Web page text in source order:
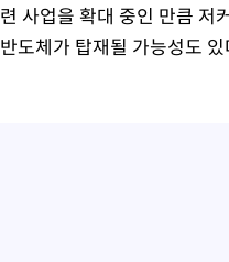
련 사업을 확대 중인 만큼 저
반도체가 탑재될 가능성도